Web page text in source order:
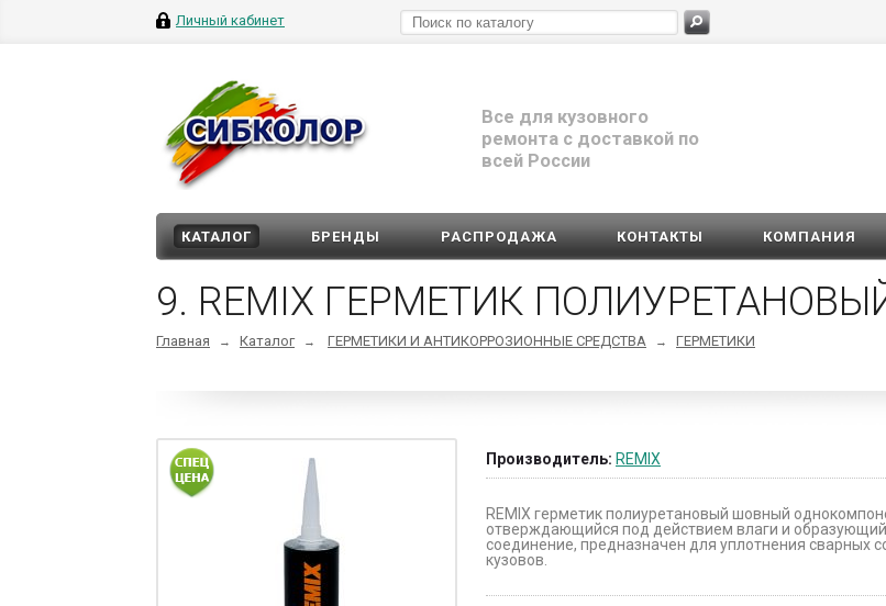
Личный кабинет
Все для кузовного
ремонта с доставкой по
всей России
КАТАЛОГ БРЕНДЫ РАСПРОДАЖА КОНТАКТЫ КОМПАНИЯ
9. REMIX ГЕРМЕТИК
Главная → Каталог → ГЕРМЕТИКИ И АНТИКОРРОЗИОННЫЕ СРЕДСТВА → ГЕРМЕТИКИ
Производитель: REMIX
REMIX герметик полиуретановый шовный
отверждающийся под действием влаги и
соединение, предназначен для уплотнения сварных
кузовов.